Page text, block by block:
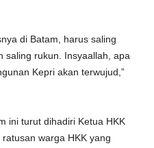
di Batam, harus saling
saling rukun. Insyaallah, apa
Kepri akan terwujud,”
ini turut dihadiri Ketua HKK
warga HKK yang